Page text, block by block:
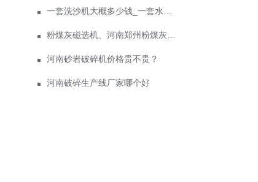
一套洗沙机大概多少钱_一套水洗砂设备价格
粉煤灰磁选机、河南郑州粉煤灰磁选机价格、粉煤灰磁选机厂家
河南砂岩破碎机价格贵不贵？
河南破碎生产线厂家哪个好